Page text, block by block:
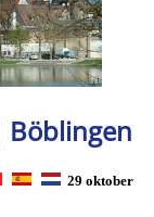
Böblingen
29 oktober